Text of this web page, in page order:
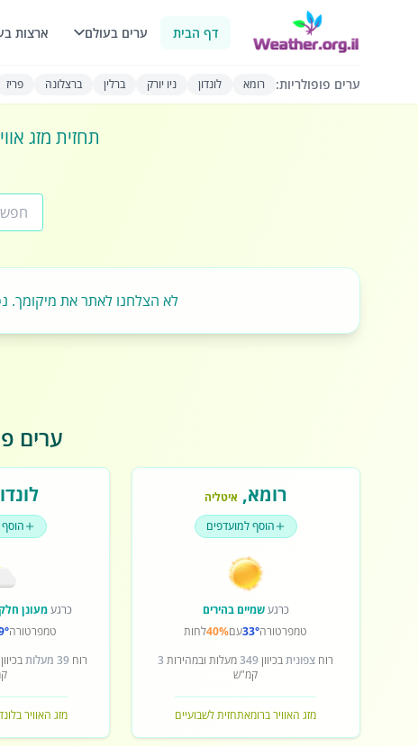
דף הבית ערים בעולם ארצות
ערים פופולריות: רומא לונדון ניו יורק ברלין ברצלונה פריז
תחזית מזג
לא הצלחנו לאתר את מיקומך.
ערים
רומא, איטליה
הוסף למועדפים
כרגעשמיים בהירים
טמפרטורה33°עם40%לחות
רוח צפוניתבכיוון349מעלות ובמהירות 3
קמ"ש
מזג האוויר ברומאתחזית לשבועיים
כרגעמעונן
טמפרטורה
רוח39 מעלות
מזג האוויר